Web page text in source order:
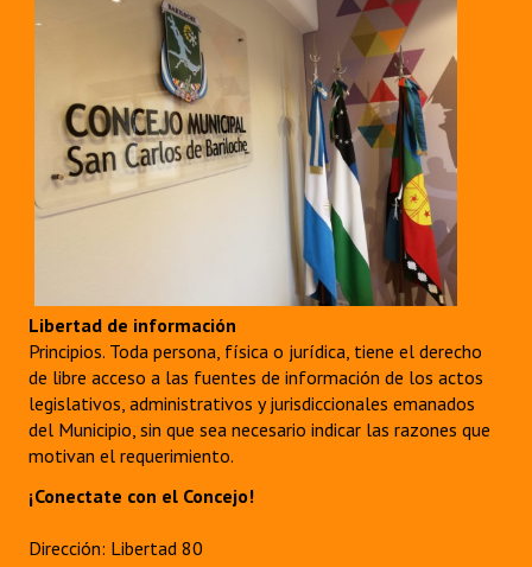
Libertad de información
Principios. Toda persona, física o jurídica, tiene el derecho
de libre acceso a las fuentes de información de los actos
legislativos, administrativos y jurisdiccionales emanados
del Municipio, sin que sea necesario indicar las razones que
motivan el requerimiento.
¡Conectate con el Concejo!
Dirección: Libertad 80